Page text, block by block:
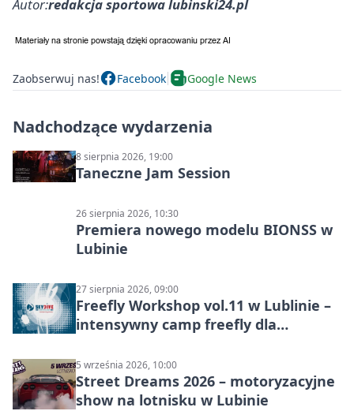
Autor:redakcja sportowa lubinski24.pl
Zaobserwuj nas! Facebook Google News
Nadchodzące wydarzenia
8 sierpnia 2026, 19:00
Taneczne Jam Session
26 sierpnia 2026, 10:30
Premiera nowego modelu BIONSS w
Lubinie
27 sierpnia 2026, 09:00
Freefly Workshop vol.11 w Lublinie –
intensywny camp freefly dla
5 września 2026, 10:00
Street Dreams 2026 – motoryzacyjne
show na lotnisku w Lubinie